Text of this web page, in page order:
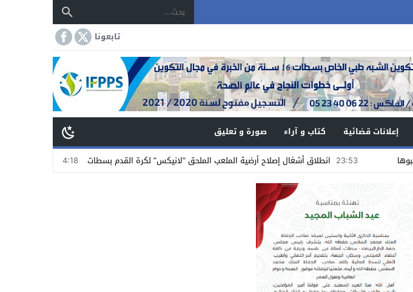
تابعونا
إعلانات قضائية كتاب و آراء
صورة و تعليق
23:53 انطلاق أشغال إصلاح أرضية الملعب الملحق “لانيكس” لكرة القدم بسطات 14:18 جمعية تجار الشاوية بسطات